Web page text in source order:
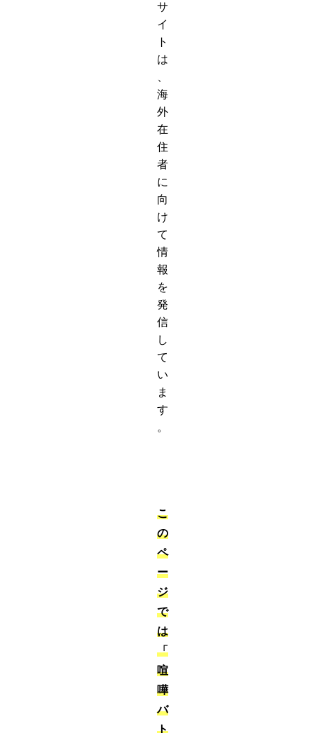
サ
イ
ト
は
海
外
在
住
者
に
向
け
て
情
報
を
発
信
し
て
い
ま
す
。
こ
の
ペ
ー
ジ
で
は
「
喧
嘩
バ
ト